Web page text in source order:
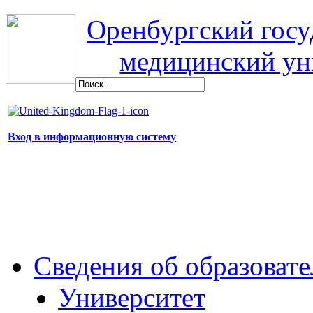
Оренбургский
медицинский
Вход в информационную систему
Сведения об
Университет